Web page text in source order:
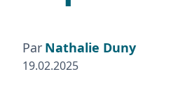
Par Nathalie Duny
19.02.2025